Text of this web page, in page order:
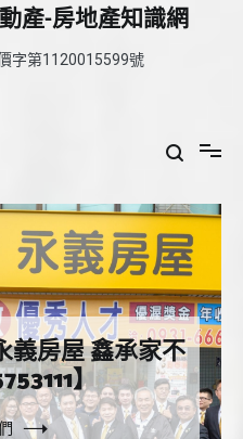
產-房地產知識網
字第1120015599號
義房屋 鑫承家不
】